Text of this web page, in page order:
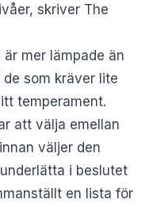
skriver The
mer lämpade än
som kräver lite
temperament.
att välja emellan
väljer den
i beslutet
en lista för